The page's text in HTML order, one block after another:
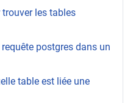
trouver les tables
postgres dans un
table est liée une